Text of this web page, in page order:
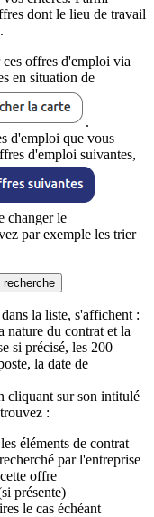
dont le lieu de travail
offres d'emploi via
en situation de
.
d'emploi que vous
d'emploi suivantes,
changer le
par exemple les trier
la liste, s'affichent :
du contrat et la
si précisé, les 200
la date de
cliquant sur son intitulé
:
éléments de contrat
par l'entreprise
offre
présente)
le cas échéant